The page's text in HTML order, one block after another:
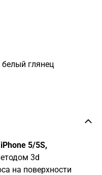
глянец
5/5S,
3d
на поверхности